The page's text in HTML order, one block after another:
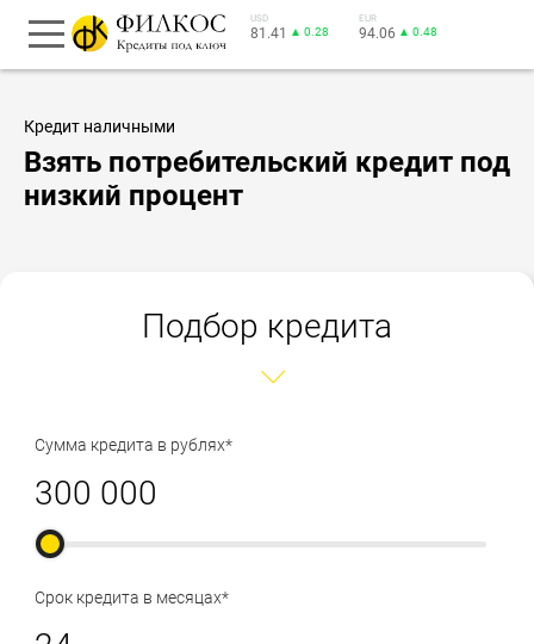
USD
81.41 ▲ 0.28
EUR
94.06 ▲ 0.48
Кредит наличными
Взять потребительский кредит под
низкий процент
Подбор кредита
Сумма кредита в рублях*
Срок кредита в месяцах*